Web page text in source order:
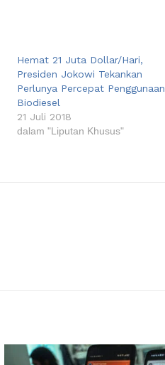
Hemat 21 Juta Dollar/Hari,
Presiden Jokowi Tekankan
Perlunya Percepat Penggunaan
Biodiesel
21 Juli 2018
dalam "Liputan Khusus"